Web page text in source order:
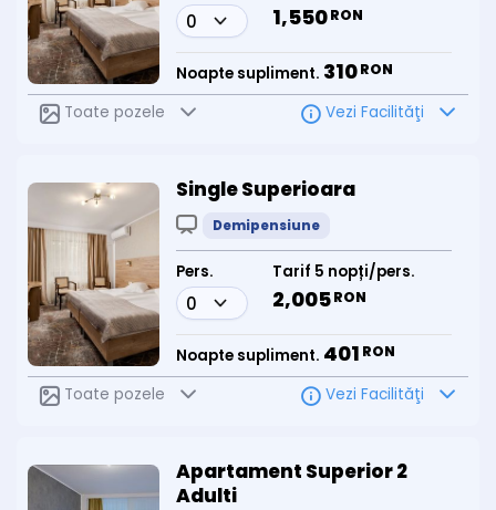
1,550RON
Noapte supliment. 310RON
Toate pozele Vezi Facilităţi
Single Superioara
Demipensiune
Pers. Tarif 5 nopți/pers.
2,005RON
Noapte supliment. 401 RON
Toate pozele Vezi Facilităţi
Apartament Superior 2
Adulti